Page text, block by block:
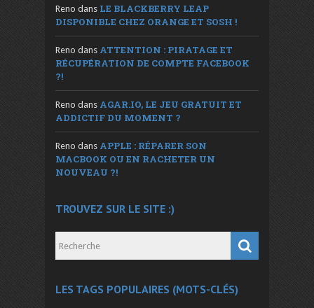
Reno dans LE BLACKBERRY LEAP
DISPONIBLE CHEZ ORANGE ET SOSH !
Reno dans ATTENTION : PIRATAGE ET
RÉCUPÉRATION DE COMPTE FACEBOOK
?!
Reno dans AGAR.IO, LE JEU GRATUIT ET
ADDICTIF DU MOMENT ?
Reno dans APPLE : RÉPARER SON
MACBOOK OU EN RACHETER UN
NOUVEAU ?!
TROUVEZ SUR LE SITE :)
LES TAGS POPULAIRES (MOTS-CLÉS)